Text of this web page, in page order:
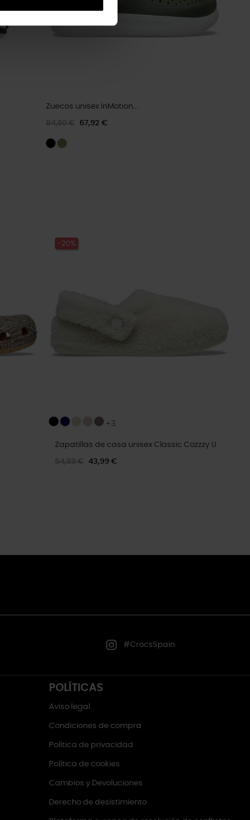
Zuecos unisex InMotion...
84,90 € 67,92 €
-20%
+3
Zapatillas de casa unisex Classic Cozzzy U
54,99 € 43,99 €
#CrocsSpain
POLÍTICAS
Aviso legal
Condiciones de compra
Política de privacidad
Política de cookies
Cambios y Devoluciones
Derecho de desistimiento